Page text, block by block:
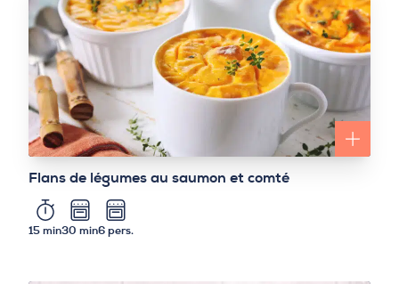
Flans de légumes au saumon et comté
15 min30 min6 pers.